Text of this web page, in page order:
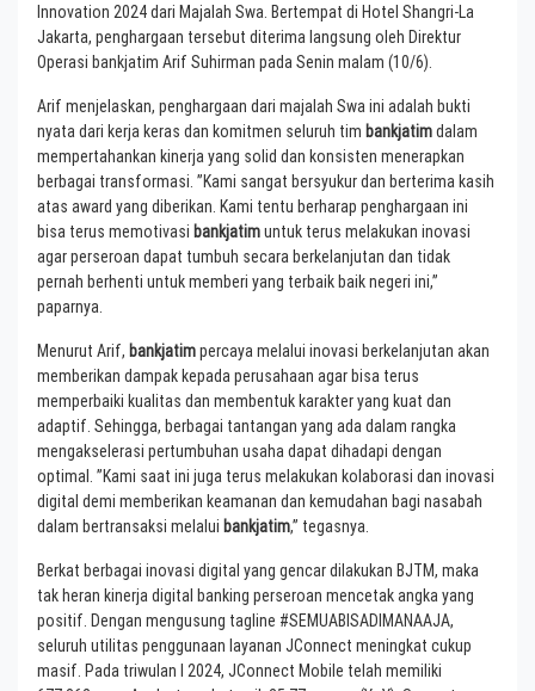
Innovation 2024 dari Majalah Swa. Bertempat di Hotel Shangri-La
Jakarta, penghargaan tersebut diterima langsung oleh Direktur
Operasi bankjatim Arif Suhirman pada Senin malam (10/6).
Arif menjelaskan, penghargaan dari majalah Swa ini adalah bukti
nyata dari kerja keras dan komitmen seluruh tim bankjatimdalam
mempertahankan kinerja yang solid dan konsisten menerapkan
berbagai transformasi. ”Kami sangat bersyukur dan berterima kasih
atas award yang diberikan. Kami tentu berharap penghargaan ini
bisa terus memotivasi bankjatimuntuk terus melakukan inovasi
agar perseroan dapat tumbuh secara berkelanjutan dan tidak
pernah berhenti untuk memberi yang terbaik baik negeri ini,”
paparnya.
Menurut Arif, bankjatimpercaya melalui inovasi berkelanjutan akan
memberikan dampak kepada perusahaan agar bisa terus
memperbaiki kualitas dan membentuk karakter yang kuat dan
adaptif. Sehingga, berbagai tantangan yang ada dalam rangka
mengakselerasi pertumbuhan usaha dapat dihadapi dengan
optimal. ”Kami saat ini juga terus melakukan kolaborasi dan inovasi
digital demi memberikan keamanan dan kemudahan bagi nasabah
dalam bertransaksi melalui bankjatim,” tegasnya.
Berkat berbagai inovasi digital yang gencar dilakukan BJTM, maka
tak heran kinerja digital banking perseroan mencetak angka yang
positif. Dengan mengusung tagline #SEMUABISADIMANAAJA,
seluruh utilitas penggunaan layanan JConnect meningkat cukup
masif. Pada triwulan I 2024, JConnect Mobile telah memiliki